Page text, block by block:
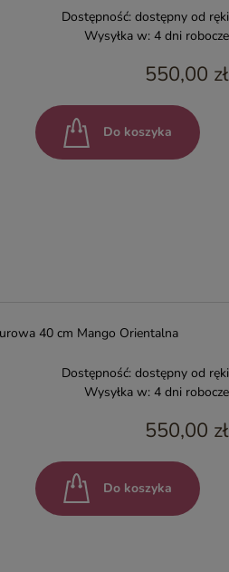
Dostępność: dostępny od ręki
Wysyłka w: 4 dni robocze
550,00 zł
Do koszyka
40 cm Mango Orientalna
Dostępność: dostępny od ręki
Wysyłka w: 4 dni robocze
550,00 zł
Do koszyka